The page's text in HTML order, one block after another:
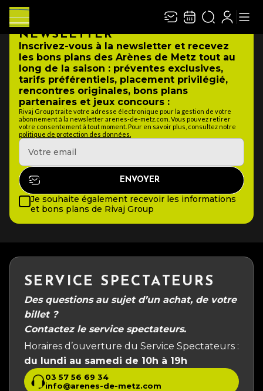
NEWSLETTER
Inscrivez-vous à la newsletter et recevez
les bons plans des Arènes de Metz tout au
long de la saison : préventes exclusives,
tarifs préférentiels, placement privilégié,
rencontres originales, bons plans
partenaires et jeux concours :
Rivaj Group traite votre adresse électronique pour la gestion de votre
abonnement à la newsletter arenes-de-metz.com. Vous pouvez retirer
votre consentement à tout moment. Pour en savoir plus, consultez notre
politique de protection des données.
Je souhaite également recevoir les informations
et bons plans de Rivaj Group
SERVICE SPECTATEURS
Des questions au sujet d’un achat, de votre
billet ?
Contactez le service spectateurs.
Horaires d’ouverture du Service Spectateurs :
du lundi au samedi de 10h à 19h
03 57 56 69 34
info@arenes-de-metz.com